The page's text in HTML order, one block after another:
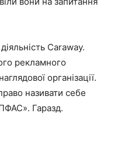
Caraway.
рекламного
організації.
називати себе
Гаразд.